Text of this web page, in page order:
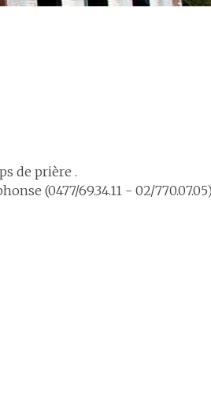
de prière .
(0477/69.34.11 - 02/